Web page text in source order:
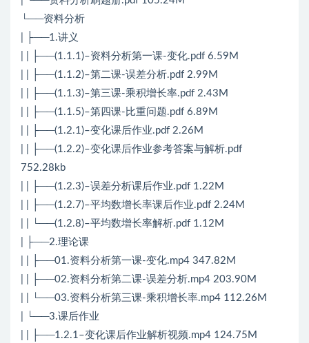
└──资料分析
| ├──1.讲义
| | ├──(1.1.1)–资料分析第一课-变化.pdf 6.59M
| | ├──(1.1.2)–第二课-误差分析.pdf 2.99M
| | ├──(1.1.3)–第三课-乘积增长率.pdf 2.43M
| | ├──(1.1.5)–第四课-比重问题.pdf 6.89M
| | ├──(1.2.1)–变化课后作业.pdf 2.26M
| | ├──(1.2.2)–变化课后作业参考答案与解析.pdf
752.28kb
| | ├──(1.2.3)–误差分析课后作业.pdf 1.22M
| | ├──(1.2.7)–平均数增长率课后作业.pdf 2.24M
| | └──(1.2.8)–平均数增长率解析.pdf 1.12M
| ├──2.理论课
| | ├──01.资料分析第一课-变化.mp4 347.82M
| | ├──02.资料分析第二课-误差分析.mp4 203.90M
| | └──03.资料分析第三课-乘积增长率.mp4 112.26M
| └──3.课后作业
| | ├──1.2.1–变化课后作业解析视频.mp4 124.75M